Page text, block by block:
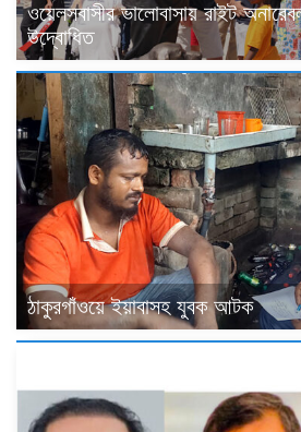
ওয়েলসবাসীর ভালোবাসায় রাইট
উদ্বোধিত
ঠাকুরগাঁওয়ে ইয়াবাসহ যুবক আটক